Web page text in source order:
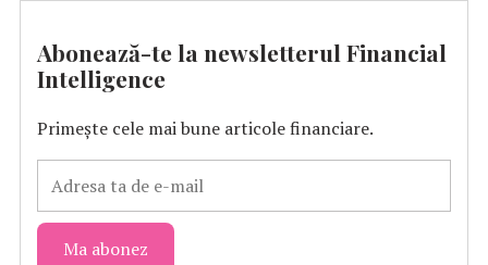
Abonează-te la newsletterul Financial
Intelligence
Primește cele mai bune articole financiare.